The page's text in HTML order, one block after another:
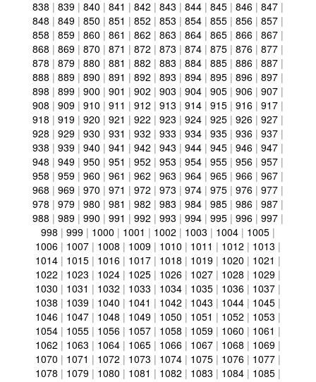
838 | 839 | 840 | 841 | 842 | 843 | 844 | 845 | 846 | 847 |
848 | 849 | 850 | 851 | 852 | 853 | 854 | 855 | 856 | 857 |
858 | 859 | 860 | 861 | 862 | 863 | 864 | 865 | 866 | 867 |
868 | 869 | 870 | 871 | 872 | 873 | 874 | 875 | 876 | 877 |
878 | 879 | 880 | 881 | 882 | 883 | 884 | 885 | 886 | 887 |
888 | 889 | 890 | 891 | 892 | 893 | 894 | 895 | 896 | 897 |
898 | 899 | 900 | 901 | 902 | 903 | 904 | 905 | 906 | 907 |
908 | 909 | 910 | 911 | 912 | 913 | 914 | 915 | 916 | 917 |
918 | 919 | 920 | 921 | 922 | 923 | 924 | 925 | 926 | 927 |
928 | 929 | 930 | 931 | 932 | 933 | 934 | 935 | 936 | 937 |
938 | 939 | 940 | 941 | 942 | 943 | 944 | 945 | 946 | 947 |
948 | 949 | 950 | 951 | 952 | 953 | 954 | 955 | 956 | 957 |
958 | 959 | 960 | 961 | 962 | 963 | 964 | 965 | 966 | 967 |
968 | 969 | 970 | 971 | 972 | 973 | 974 | 975 | 976 | 977 |
978 | 979 | 980 | 981 | 982 | 983 | 984 | 985 | 986 | 987 |
988 | 989 | 990 | 991 | 992 | 993 | 994 | 995 | 996 | 997 |
998 | 999 | 1000 | 1001 | 1002 | 1003 | 1004 | 1005 |
1006 | 1007 | 1008 | 1009 | 1010 | 1011 | 1012 | 1013 |
1014 | 1015 | 1016 | 1017 | 1018 | 1019 | 1020 | 1021 |
1022 | 1023 | 1024 | 1025 | 1026 | 1027 | 1028 | 1029 |
1030 | 1031 | 1032 | 1033 | 1034 | 1035 | 1036 | 1037 |
1038 | 1039 | 1040 | 1041 | 1042 | 1043 | 1044 | 1045 |
1046 | 1047 | 1048 | 1049 | 1050 | 1051 | 1052 | 1053 |
1054 | 1055 | 1056 | 1057 | 1058 | 1059 | 1060 | 1061 |
1062 | 1063 | 1064 | 1065 | 1066 | 1067 | 1068 | 1069 |
1070 | 1071 | 1072 | 1073 | 1074 | 1075 | 1076 | 1077 |
1078 | 1079 | 1080 | 1081 | 1082 | 1083 | 1084 | 1085 |